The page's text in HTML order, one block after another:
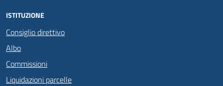
ISTITUZIONE
Consiglio direttivo
Albo
Commissioni
Liquidazioni parcelle